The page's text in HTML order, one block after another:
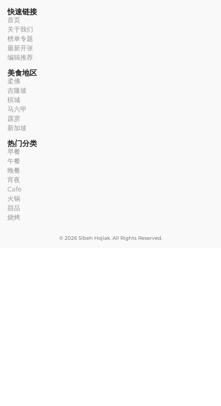
快速链接
首页
关于我们
榜单专题
最新开张
编辑推荐
美食地区
柔佛
吉隆坡
槟城
马六甲
霹雳
新加坡
热门分类
早餐
午餐
晚餐
宵夜
Cafe
火锅
甜品
烧烤
© 2026 Sibeh Hojiak. All Rights Reserved.